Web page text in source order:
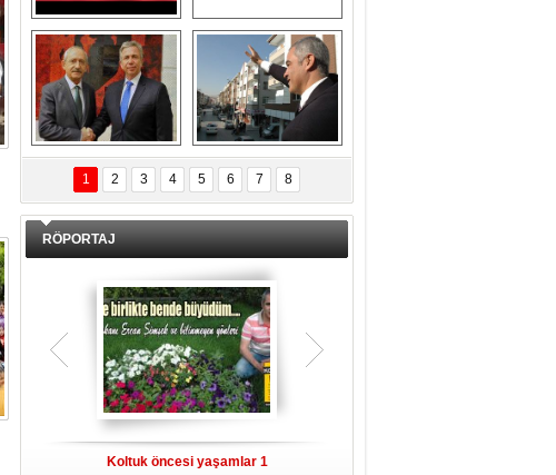
Asla Yalnız
Yürümeyeceksin
Uzun Adam
GÖKÇEK'TEN
HOLLYWOOD
FİLMLERİNİ
ARATMAYAN
TANITIM
DAL İÇERİ ZÜBÜK!
ERCAN ŞİMŞEK
GÖLBAŞI'NDA
KASIRGA ETKİSİ
YARATTI !
1 2 3 4 5 6 7 8
RÖPORTAJ
Koltuk öncesi yaşamlar 1
Teşrik tekbiri nedir? Ne anlama gelir?